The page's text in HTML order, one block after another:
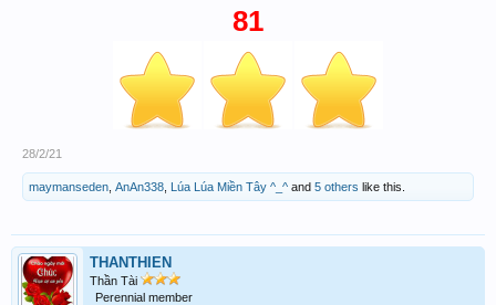
81
28/2/21
maymanseden AnAn338 Lúa Lúa Miền Tây ^_^ and 5 others like this.
THANTHIEN
Thần Tài
Perennial member